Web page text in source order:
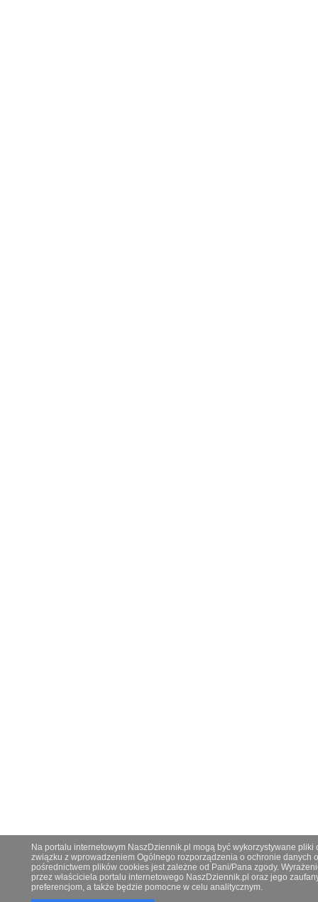
Na portalu internetowym NaszDziennik.pl mogą być wykorzystywane
związku z wprowadzeniem Ogólnego rozporządzenia o ochronie danych
pośrednictwem plików cookies jest zależne od Pani/Pana zgody.
przez właściciela portalu internetowego NaszDziennik.pl oraz jego
preferencjom, a także będzie pomocne w celu analitycznym.